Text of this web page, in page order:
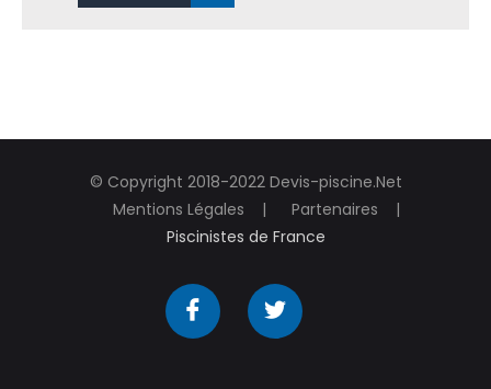
© Copyright 2018-2022 Devis-piscine.Net
Mentions Légales
Partenaires
Piscinistes de France